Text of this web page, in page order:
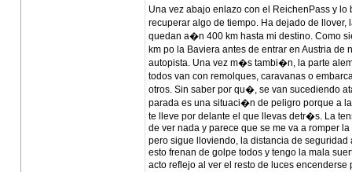
Una vez abajo enlazo con el ReichenPass y
recuperar algo de tiempo. Ha dejado de
quedan a�n 400 km hasta mi destino. Como
km po la Baviera antes de entrar en Austria
autopista. Una vez m�s tambi�n, la parte
todos van con remolques, caravanas o
otros. Sin saber por qu�, se van sucediendo
parada es una situaci�n de peligro porque a
te lleve por delante el que llevas detr�s. La
de ver nada y parece que se me va a romper
pero sigue lloviendo, la distancia de
esto frenan de golpe todos y tengo la mala
acto reflejo al ver el resto de luces